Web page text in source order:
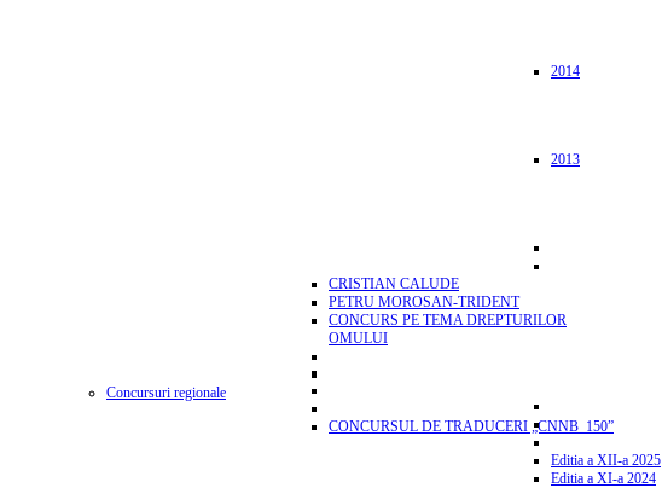
2014
2013
CRISTIAN CALUDE
PETRU MOROSAN-TRIDENT
CONCURS PE TEMA DREPTURILOR
OMULUI
Concursuri regionale
CONCURSUL DE TRADUCERI „CNNB_150”
Editia a XII-a 2025
Editia a XI-a 2024